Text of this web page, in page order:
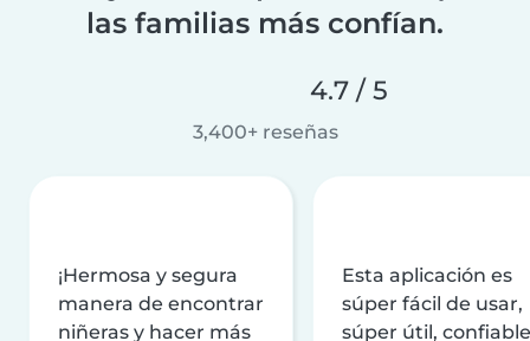
las familias más confían.
4.7 / 5
3,400+ reseñas
¡Hermosa y segura
manera de encontrar
niñeras y hacer más
Esta aplicación es
súper fácil de usar,
súper útil,